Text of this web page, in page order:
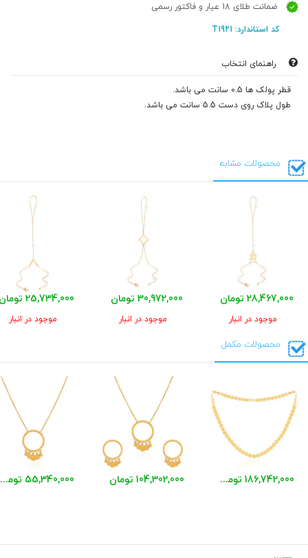
ضمانت طلای 18 عیار و فاکتور رسمی
کد استاندارد: T1921
راهنمای انتخاب
قطر پولک ها 0.5 سانت می باشد.
طول پلاک روی دست 5.5 سانت می باشد.
محصولات مشابه
28,467,000 تومان
موجود در انبار
30,972,000 تومان
موجود در انبار
25,734,000 تومان
موجود در انبار
محصولات مکمل
186,742,000 تومان 104,302,000 تومان 55,340,000 تومان